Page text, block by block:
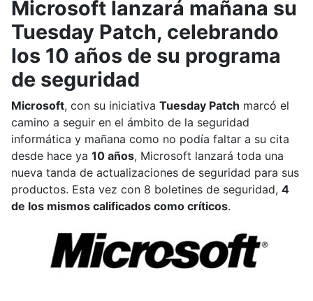
Microsoft lanzará mañana su
Tuesday Patch, celebrando
los 10 años de su programa
de seguridad
Microsoft, con su iniciativa Tuesday Patch marcó el
camino a seguir en el ámbito de la seguridad
informática y mañana como no podía faltar a su cita
desde hace ya 10 años, Microsoft lanzará toda una
nueva tanda de actualizaciones de seguridad para sus
productos. Esta vez con 8 boletines de seguridad, 4
de los mismos calificados como críticos.